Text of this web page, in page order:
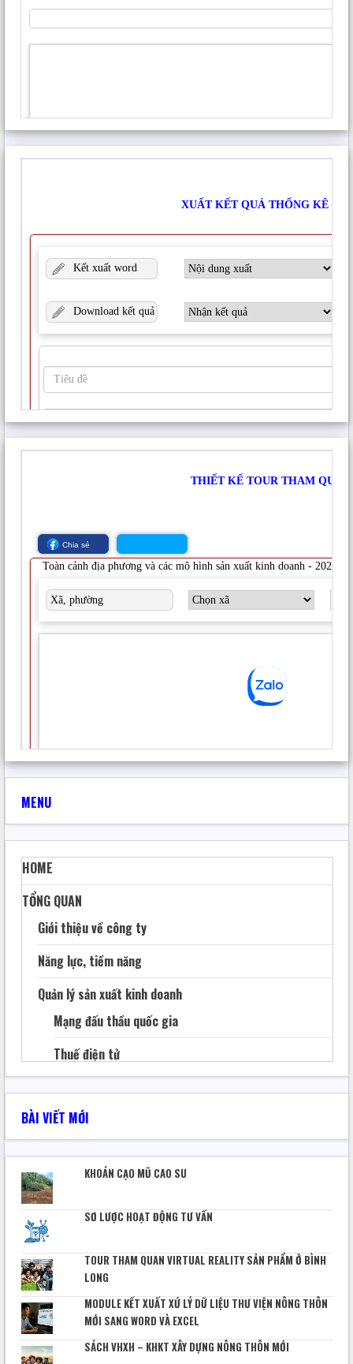
duyệt này cho lần bình luận kế tiếp của tôi.
NỘI DUNG CÓ LIÊN QUAN
SƠ LƯỢC HOẠT ĐỘNG TƯ VẤN
MODULE KẾT XUẤT XỨ LÝ DỮ LIỆU THƯ VIỆN NÔNG
TranQuocHoan 19 Tháng 6, 2025 77
SÁCH VHXH – KHKT XÂY DỰNG NÔNG THÔN MỚI
TranQuocHoan 28 Tháng 5, 2025 152
MENU
HOME
TỔNG QUAN
Giới thiệu về công ty
Năng lực, tiềm năng
Quản lý sản xuất kinh doanh
Mạng đấu thầu quốc gia
Thuế điện tử
Hóa đơn điện tử
Bảo hiểm xã hội
Báo khoa học
Sáng tạo kỹ thuật
CHUYỂN ĐỔI SỐ
Phần mềm – website
Quản lý sản xuất
BÀI VIẾT MỚI
KHOÁN CẠO MŨ CAO SU
SƠ LƯỢC HOẠT ĐỘNG TƯ VẤN
TOUR THAM QUAN VIRTUAL REALITY SẢN PHẨM Ở BÌNH
LONG
MODULE KẾT XUẤT XỨ LÝ DỮ LIỆU THƯ VIỆN NÔNG THÔN
MỚI SANG WORD VÀ EXCEL
SÁCH VHXH – KHKT XÂY DỰNG NÔNG THÔN MỚI